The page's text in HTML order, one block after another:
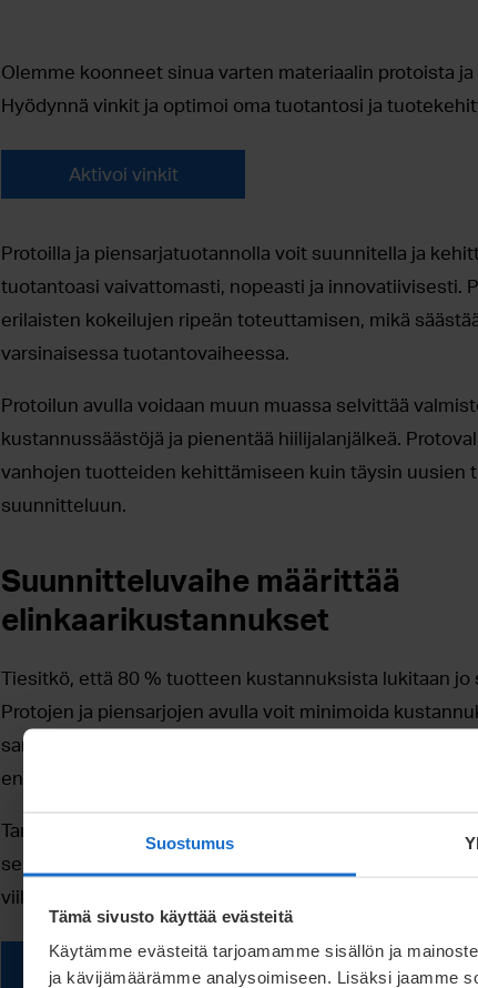
Suostumus
Tämä sivusto käyttää evästeitä
Käytämme evästeitä tarjoamamme sisällön ja
ja kävijämäärämme analysoimiseen. Lisäksi jaamme
Olemme koonneet sinua varten materiaalin protoista
Hyödynnä vinkit ja optimoi oma tuotantosi ja
Aktivoi vinkit
Protoilla ja piensarjatuotannolla voit suunnitella ja
tuotantoasi vaivattomasti, nopeasti ja innovatiivisesti.
erilaisten kokeilujen ripeän toteuttamisen, mikä
varsinaisessa tuotantovaiheessa.
Protoilun avulla voidaan muun muassa selvittää
kustannussäästöjä ja pienentää hiilijalanjälkeä.
vanhojen tuotteiden kehittämiseen kuin täysin uusien
suunnitteluun.
Suunnitteluvaihe määrittää
elinkaarikustannukset
Tiesitkö, että 80 % tuotteen kustannuksista lukitaan jo
Protojen ja piensarjojen avulla voit minimoida
sarjatuotantovaiheessa. Ja mitä aiemmin voimme
enemmän voimme vaikuttaa myös tuotteesi
Tarjoamme proto- ja piensarjatuotantoon paljon
sekä monipuolisesti eri tuotantovaiheita. Ja toimitukset
viikossa! Aktivoi vinkkimme ja lue lisää.
Aktivoi vinkit